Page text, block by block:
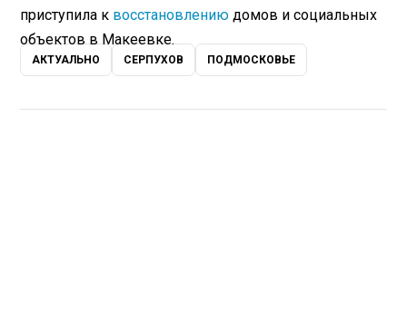
приступила к восстановлению домов и социальных
объектов в Макеевке.
АКТУАЛЬНО СЕРПУХОВ ПОДМОСКОВЬЕ